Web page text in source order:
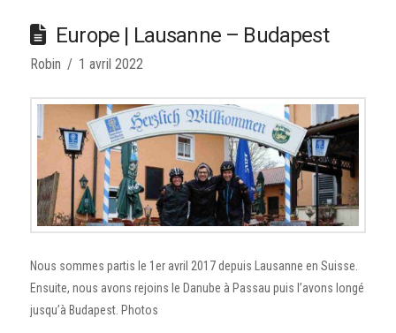
Europe | Lausanne – Budapest
Robin 1 avril 2022
Nous sommes partis le 1er avril 2017 depuis Lausanne en Suisse.
Ensuite, nous avons rejoins le Danube à Passau puis l’avons longé
jusqu’à Budapest. Photos